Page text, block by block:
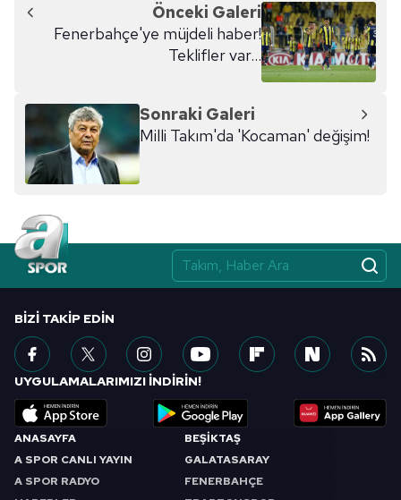
Önceki Galeri
Fenerbahçe'ye müjdeli haber!
Teklifler var...
Sonraki Galeri
Milli Takım'da 'Kocaman' değişim!
ANASAYFA
A SPOR CANLI YAYIN
A SPOR RADYO
BEŞİKTAŞ
GALATASARAY
FENERBAHÇE
BIZI TAKIP EDIN
UYGULAMALARIMIZI İNDİRİN!